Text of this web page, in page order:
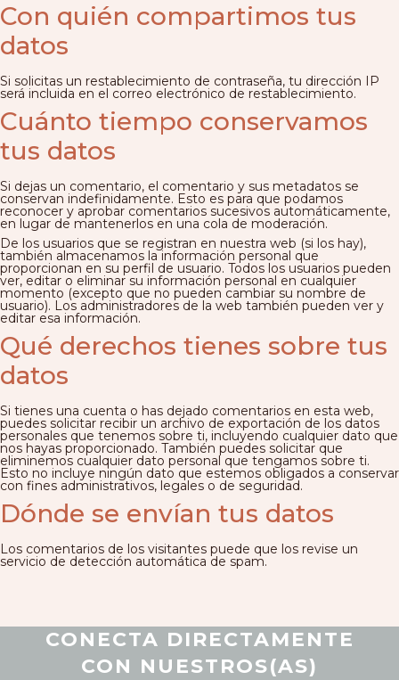
Con quién compartimos tus
datos
Si solicitas un restablecimiento de contraseña, tu dirección IP
será incluida en el correo electrónico de restablecimiento.
Cuánto tiempo conservamos
tus datos
Si dejas un comentario, el comentario y sus metadatos se
conservan indefinidamente. Esto es para que podamos
reconocer y aprobar comentarios sucesivos automáticamente,
en lugar de mantenerlos en una cola de moderación.
De los usuarios que se registran en nuestra web (si los hay),
también almacenamos la información personal que
proporcionan en su perfil de usuario. Todos los usuarios pueden
ver, editar o eliminar su información personal en cualquier
momento (excepto que no pueden cambiar su nombre de
usuario). Los administradores de la web también pueden ver y
editar esa información.
Qué derechos tienes sobre tus
datos
Si tienes una cuenta o has dejado comentarios en esta web,
puedes solicitar recibir un archivo de exportación de los datos
personales que tenemos sobre ti, incluyendo cualquier dato que
nos hayas proporcionado. También puedes solicitar que
eliminemos cualquier dato personal que tengamos sobre ti.
Esto no incluye ningún dato que estemos obligados a conservar
con fines administrativos, legales o de seguridad.
Dónde se envían tus datos
Los comentarios de los visitantes puede que los revise un
servicio de detección automática de spam.
CONECTA DIRECTAMENTE
CON NUESTROS(AS)